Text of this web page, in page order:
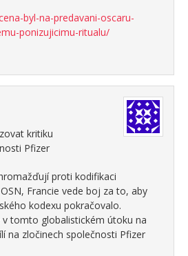
byl-na-predavani-oscaru-
ponizujicimu-ritualu/
kritiku
Pfizer
proti kodifikaci
Francie vede boj za to, aby
kodexu pokračovalo.
v tomto globalistickém útoku na
na zločinech společnosti Pfizer